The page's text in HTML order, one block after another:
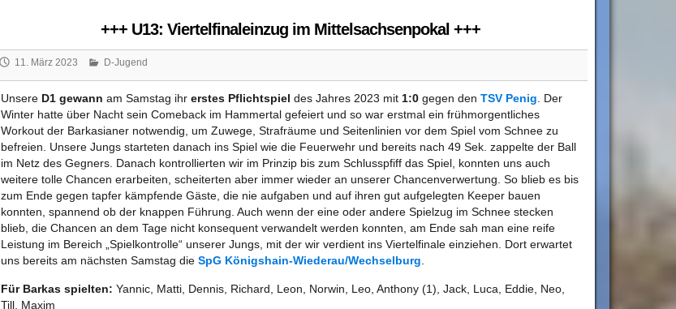
+++ U13: Viertelfinaleinzug im Mittelsachsenpokal +++
11. März 2023 D-Jugend
Unsere D1 gewann am Samstag ihr erstes Pflichtspiel des Jahres 2023 mit 1:0gegen den TSV Penig. Der
Winter hatte über Nacht sein Comeback im Hammertal gefeiert und so war erstmal ein frühmorgentliches
Workout der Barkasianer notwendig, um Zuwege, Strafräume und Seitenlinien vor dem Spiel vom Schnee zu
befreien. Unsere Jungs starteten danach ins Spiel wie die Feuerwehr und bereits nach 49 Sek. zappelte der Ball
im Netz des Gegners. Danach kontrollierten wir im Prinzip bis zum Schlusspfiff das Spiel, konnten uns auch
weitere tolle Chancen erarbeiten, scheiterten aber immer wieder an unserer Chancenverwertung. So blieb es bis
zum Ende gegen tapfer kämpfende Gäste, die nie aufgaben und auf ihren gut aufgelegten Keeper bauen
konnten, spannend ob der knappen Führung. Auch wenn der eine oder andere Spielzug im Schnee stecken
blieb, die Chancen an dem Tage nicht konsequent verwandelt werden konnten, am Ende sah man eine reife
Leistung im Bereich „Spielkontrolle“ unserer Jungs, mit der wir verdient ins Viertelfinale einziehen. Dort erwartet
uns bereits am nächsten Samstag die SpG Königshain-Wiederau/Wechselburg.
Für Barkas spielten: Yannic, Matti, Dennis, Richard, Leon, Norwin, Leo, Anthony (1), Jack, Luca, Eddie, Neo,
Till, Maxim